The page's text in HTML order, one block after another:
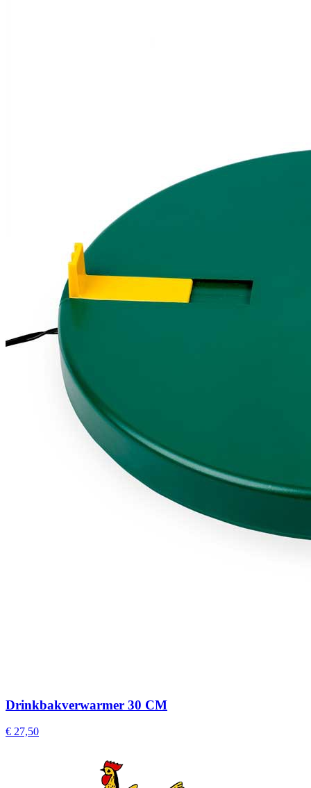
Drinkbakverwarmer 30 CM
€ 27,50